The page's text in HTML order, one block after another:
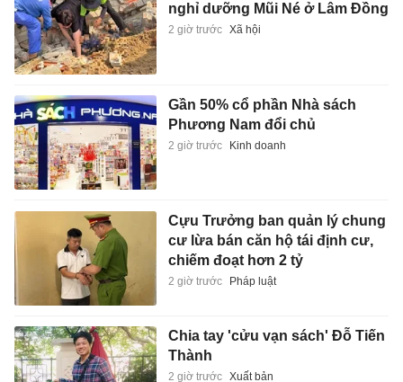
nghỉ dưỡng Mũi Né ở Lâm Đồng
2 giờ trước Xã hội
Gần 50% cổ phần Nhà sách
Phương Nam đổi chủ
2 giờ trước Kinh doanh
Cựu Trưởng ban quản lý chung
cư lừa bán căn hộ tái định cư,
chiếm đoạt hơn 2 tỷ
2 giờ trước Pháp luật
Chia tay 'cửu vạn sách' Đỗ Tiến
Thành
2 giờ trước Xuất bản